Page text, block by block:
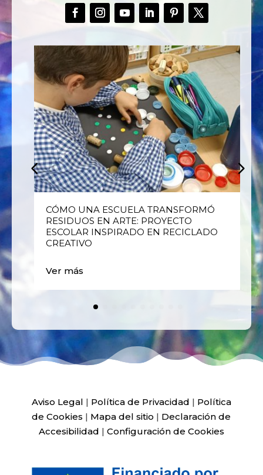
CÓMO UNA ESCUELA TRANSFORMÓ
RESIDUOS EN ARTE: PROYECTO
ESCOLAR INSPIRADO EN RECICLADO
CREATIVO
Ver más
Aviso Legal | Política de Privacidad | Política
de Cookies | Mapa del sitio | Declaración de
Accesibilidad | Configuración de Cookies